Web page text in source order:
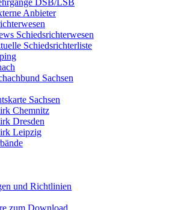
Anbieter
Schiedsrichterwesen
Schiedsrichterliste
Sachsen
Sachsen
Chemnitz
Dresden
Leipzig
und Richtlinien
zum Download